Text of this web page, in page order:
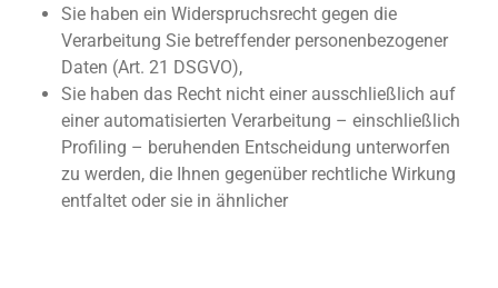
Sie haben ein Widerspruchsrecht gegen die
Verarbeitung Sie betreffender personenbezogener
Daten (Art. 21 DSGVO),
Sie haben das Recht nicht einer ausschließlich auf
einer automatisierten Verarbeitung – einschließlich
Profiling – beruhenden Entscheidung unterworfen
zu werden, die Ihnen gegenüber rechtliche Wirkung
entfaltet oder sie in ähnlicher